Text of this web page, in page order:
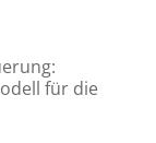
für die